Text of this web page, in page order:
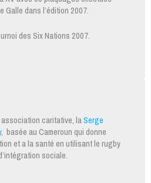
Galle dans l’édition 2007.
des Six Nations 2007.
association caritative, laSerge
, basée au Cameroun qui donne
et a la santé en utilisant le rugby
sociale.